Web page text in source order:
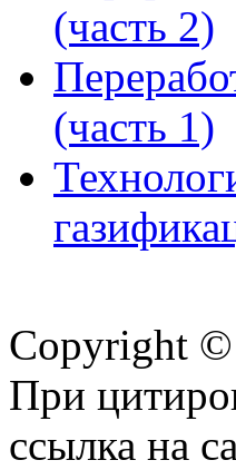
(часть 2)
(часть 1)
Copyright ©
При
ссылка на